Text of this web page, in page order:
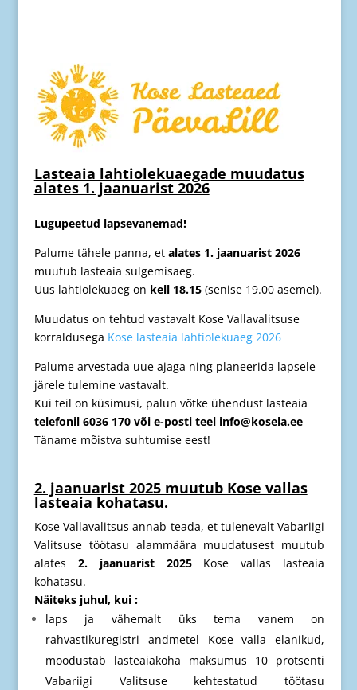
Lasteaia lahtiolekuaegade muudatus
alates 1. jaanuarist 2026
Lugupeetud lapsevanemad!
Palume tähele panna, et alates 1. jaanuarist 2026
muutub lasteaia sulgemisaeg.
Uus lahtiolekuaeg on kell 18.15(senise 19.00 asemel).
Muudatus on tehtud vastavalt Kose Vallavalitsuse
korraldusega Kose lasteaia lahtiolekuaeg 2026
Palume arvestada uue ajaga ning planeerida lapsele
järele tulemine vastavalt.
Kui teil on küsimusi, palun võtke ühendust lasteaia
telefonil 6036 170 või e-posti teel info@kosela.ee
Täname mõistva suhtumise eest!
2. jaanuarist 2025 muutub Kose vallas
lasteaia kohatasu.
Kose Vallavalitsus annab teada, et tulenevalt Vabariigi
Valitsuse töötasu alammäära muudatusest muutub
alates 2. jaanuarist 2025Kose vallas lasteaia
kohatasu.
Näiteks juhul, kui :
laps ja vähemalt üks tema vanem on
rahvastikuregistri andmetel Kose valla elanikud,
moodustab lasteaiakoha maksumus 10 protsenti
Vabariigi Valitsuse kehtestatud töötasu